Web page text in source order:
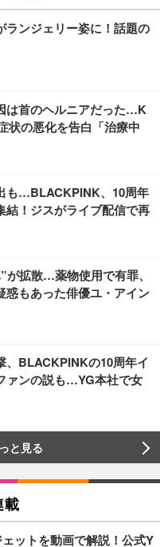
ランジェリー姿に！話題の
は首のヘルニアだった…K
状の悪化を告白「治療中
も…BLACKPINK、10周年
結！ジスがライブ配信で再
が拡散…薬物使用で有罪、
惑もあった俳優ユ・アイン
、BLACKPINKの10周年イ
ァンの説も…YG本社で女
と見る
載
ットを動画で解説！公式Y